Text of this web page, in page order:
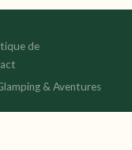
de
& Aventures